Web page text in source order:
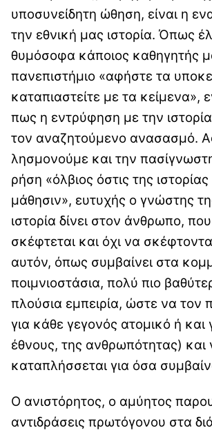
υποσυνείδητη ώθηση, είναι η
την εθνική μας ιστορία. Όπως
θυμόσοφα κάποιος καθηγητής
πανεπιστήμιο «αφήστε τα
καταπιαστείτε με τα κείμενα»,
πως η εντρύφηση με την
τον αναζητούμενο ανασασμό.
λησμονούμε και την
ρήση «όλβιος όστις της
μάθησιν», ευτυχής ο γνώστης
ιστορία δίνει στον άνθρωπο,
σκέφτεται και όχι να
αυτόν, όπως συμβαίνει στα
ποιμνιοστάσια, πολύ πιο
πλούσια εμπειρία, ώστε να τον
για κάθε γεγονός ατομικό ή και
έθνους, της ανθρωπότητας) και
καταπλήσσεται για όσα
Ο ανιστόρητος, ο αμύητος
αντιδράσεις πρωτόγονου στα